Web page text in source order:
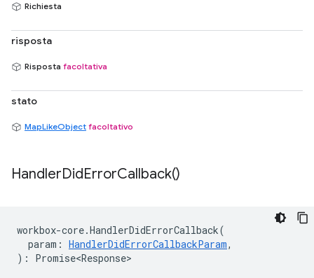
Richiesta
risposta
Risposta facoltativa
stato
MapLikeObject facoltativo
HandlerDidErrorCallback()
workbox-core.HandlerDidErrorCallback(
param : HandlerDidErrorCallbackParam,
) : Promise<Response>